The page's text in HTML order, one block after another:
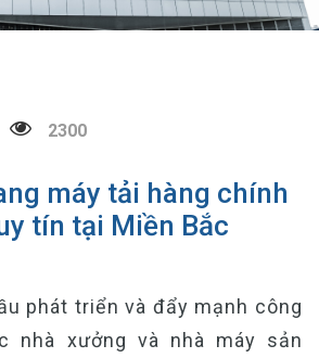
2300
máy tải hàng chính
tín tại Miền Bắc
phát triển và đẩy mạnh công
nhà xưởng và nhà máy sản